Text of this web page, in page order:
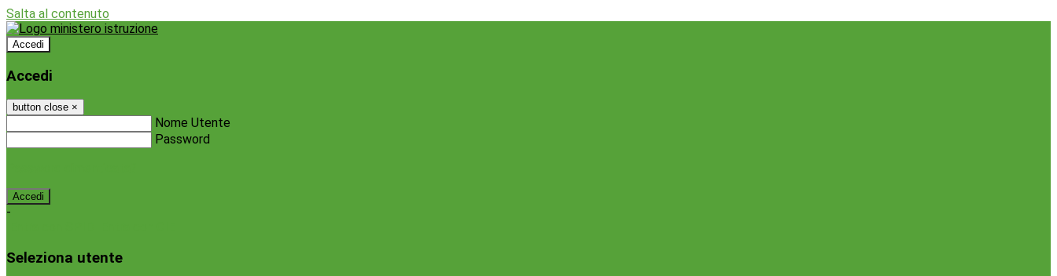
Salta al contenuto
Accedi
Accedi
button close ×
Nome Utente
Password
-
Seleziona utente